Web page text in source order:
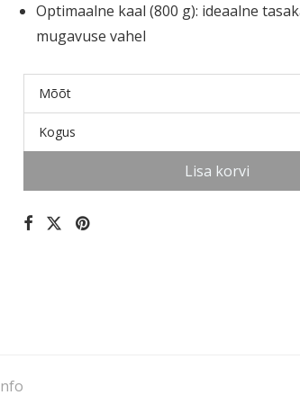
Optimaalne kaal (800 g): ideaalne
mugavuse vahel
Mõõt
Kogus
Lisa korvi